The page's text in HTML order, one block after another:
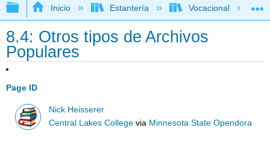
Expandir/contraer jerarquía global
Inicio Estantería Vocacional
8.4: Otros tipos de Archivos
Populares
Page ID
Nick Heisserer
Central Lakes College via Minnesota State Opendora